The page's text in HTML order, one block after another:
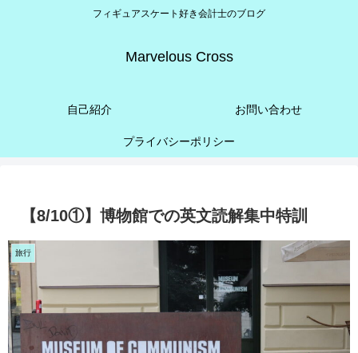
フィギュアスケート好き会計士のブログ
Marvelous Cross
自己紹介 お問い合わせ
プライバシーポリシー
【8/10①】博物館での英文読解集中特訓
旅行